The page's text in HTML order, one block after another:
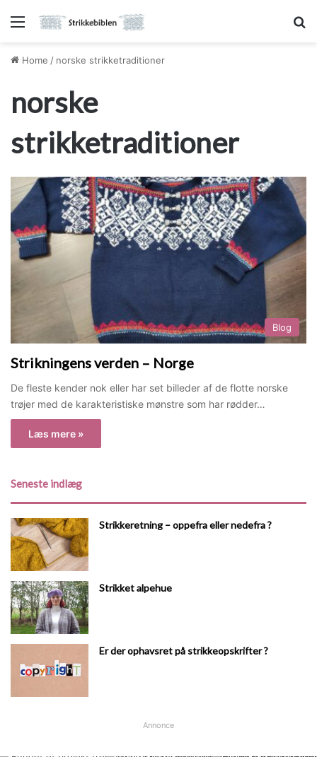
Menu
Home / norske strikketraditioner
norske
strikketraditioner
Blog
Strikningens verden – Norge
De fleste kender nok eller har set billeder af de flotte norske
trøjer med de karakteristiske mønstre som har rødder…
Læs mere »
Seneste indlæg
Strikkeretning – oppefra eller nedefra ?
Strikket alpehue
Er der ophavsret på strikkeopskrifter ?
Annonce